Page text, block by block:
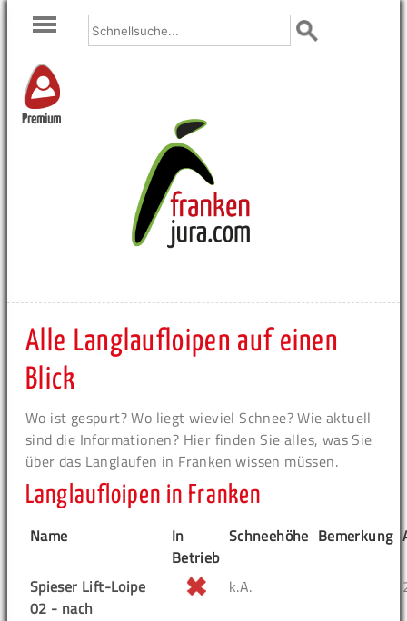
Premium
Alle Langlaufloipen auf einen
Blick
Wo ist gespurt? Wo liegt wieviel Schnee? Wie aktuell
sind die Informationen? Hier finden Sie alles, was Sie
über das Langlaufen in Franken wissen müssen.
Langlaufloipen in Franken
Name
In
Betrieb
Schneehöhe Bemerkung
Spieser Lift-Loipe
02 - nach
k.A.